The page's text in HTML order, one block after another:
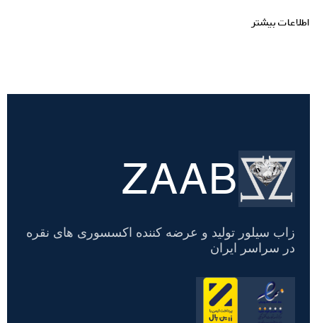
اطلاعات بیشتر
تسویه
حساب
ZAAB
زاب سیلور تولید و عرضه کننده اکسسوری های نقره
در سراسر ایران